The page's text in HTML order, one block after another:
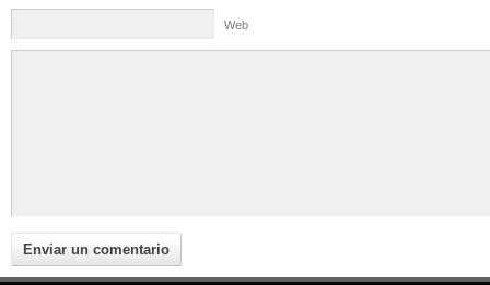
Web